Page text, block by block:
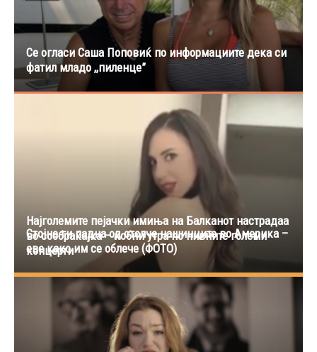
Се огласи Саша Поповиќ по информациите дека си
фатил младо ,,пиленце”
Стојне ги падна од столче нашинците во Америка –
еве како им се облече (ФОТО)
Најголемите пејачки имиња на Балканот настрадаа
во сообраќајка – кобни утра по нивните големи
концерти